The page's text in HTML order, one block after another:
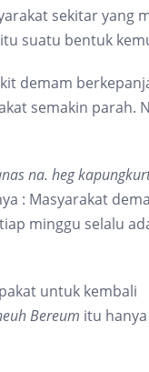
sekitar yang
suatu bentuk
demam
semakin parah.
na. heg
: Masyarakat
minggu selalu
untuk kembali
Bereum itu